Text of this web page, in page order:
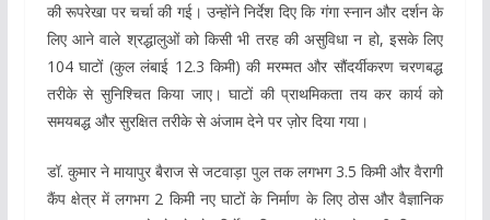
की रूपरेखा पर चर्चा की गई। उन्होंने निर्देश दिए कि गंगा स्नान और दर्शन के
लिए आने वाले श्रद्धालुओं को किसी भी तरह की असुविधा न हो, इसके लिए
104 घाटों (कुल लंबाई 12.3 किमी) की मरम्मत और सौंदर्यीकरण चरणबद्ध
तरीके से सुनिश्चित किया जाए। घाटों की प्राथमिकता तय कर कार्य को
समयबद्ध और सुरक्षित तरीके से अंजाम देने पर ज़ोर दिया गया।
डॉ. कुमार ने मायापुर बैराज से जटवाड़ा पुल तक लगभग 3.5 किमी और वैरागी
कैंप क्षेत्र में लगभग 2 किमी नए घाटों के निर्माण के लिए ठोस और वैज्ञानिक